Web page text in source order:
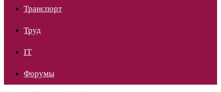
Транспорт
Труд
IT
Форумы